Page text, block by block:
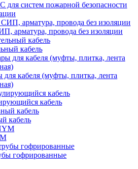
для систем пожарной безопасности
арматура, провода без изоляции
кабель
для кабеля (муфты, плитка, лента
кабель
кабель
гофрированные